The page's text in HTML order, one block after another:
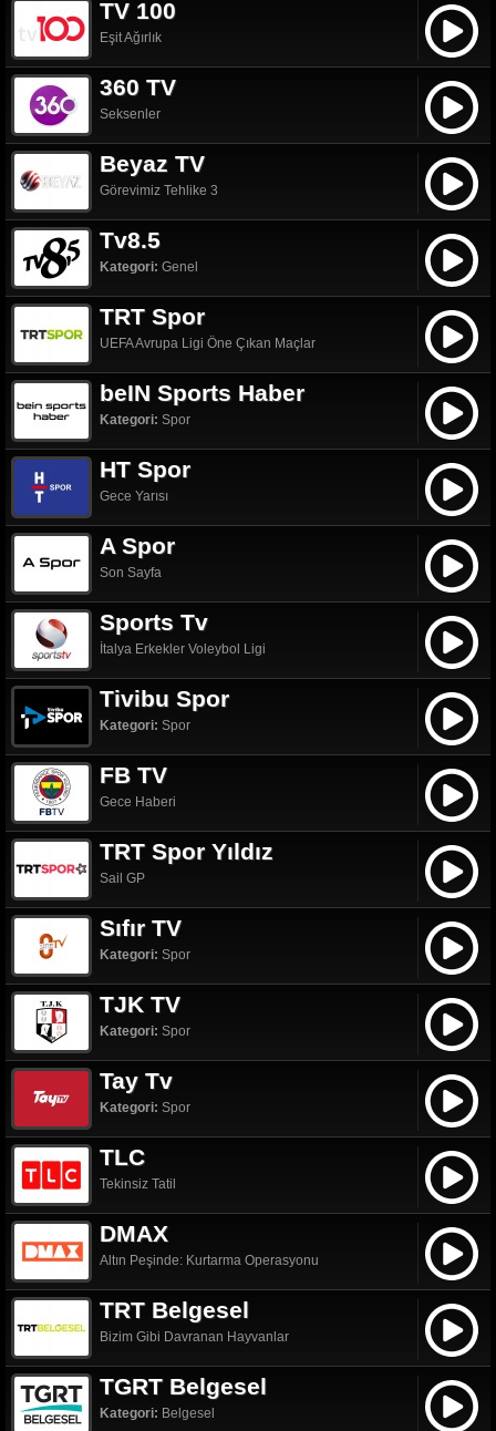
TV 100
Eşit Ağırlık
360 TV
Seksenler
Beyaz TV
Görevimiz Tehlike 3
Tv8.5
Kategori: Genel
TRT Spor
UEFA Avrupa Ligi Öne Çıkan Maçlar
beIN Sports Haber
Kategori: Spor
HT Spor
Gece Yarısı
A Spor
Son Sayfa
Sports Tv
İtalya Erkekler Voleybol Ligi
Tivibu Spor
Kategori: Spor
FB TV
Gece Haberi
TRT Spor Yıldız
Sail GP
Sıfır TV
Kategori: Spor
TJK TV
Kategori: Spor
Tay Tv
Kategori: Spor
TLC
Tekinsiz Tatil
DMAX
Altın Peşinde: Kurtarma Operasyonu
TRT Belgesel
Bizim Gibi Davranan Hayvanlar
TGRT Belgesel
Kategori: Belgesel